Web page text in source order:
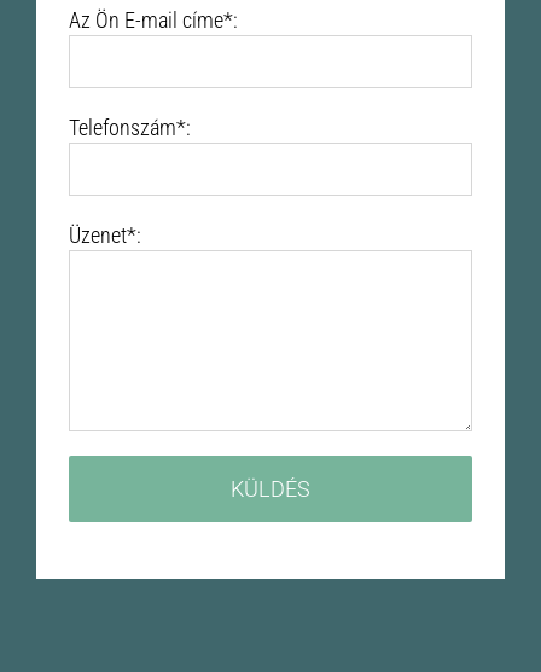
Az Ön E-mail címe*:
Telefonszám*:
Üzenet*: